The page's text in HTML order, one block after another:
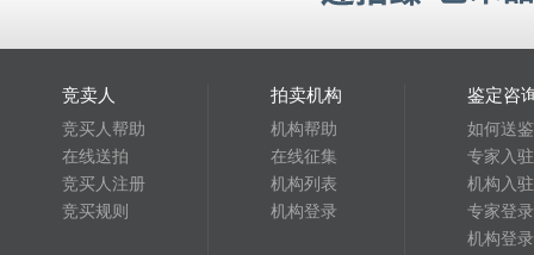
竞卖人
竞买人帮助
在线送拍
竞买人注册
竞买规则
拍卖机构
机构帮助
在线征集
机构列表
机构登录
鉴定咨
如何送鉴
专家入驻
机构入驻
专家登录
机构登录